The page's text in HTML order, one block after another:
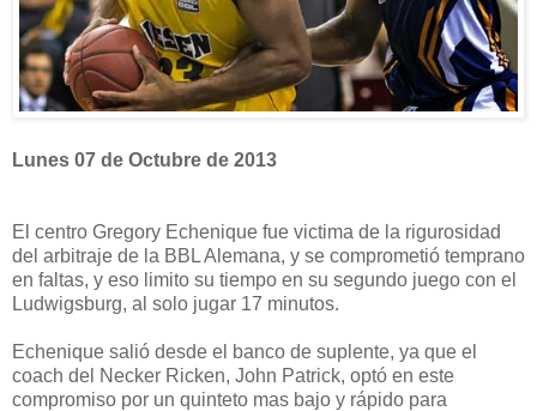
Lunes 07 de Octubre de 2013
El centro Gregory Echenique fue victima de la rigurosidad
del arbitraje de la BBL Alemana, y se comprometió temprano
en faltas, y eso limito su tiempo en su segundo juego con el
Ludwigsburg, al solo jugar 17 minutos.
Echenique salió desde el banco de suplente, ya que el
coach del Necker Ricken, John Patrick, optó en este
compromiso por un quinteto mas bajo y rápido para